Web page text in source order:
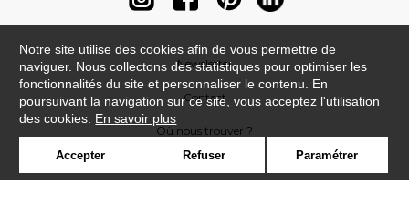
Newsletter
Contact
Où nous trouver ?
Notre site utilise des cookies afin de vous permettre de
naviguer. Nous collectons des statistiques pour optimiser les
fonctionnalités du site et personnaliser le contenu. En
poursuivant la navigation sur ce site, vous acceptez l'utilisation
des cookies. En savoir plus
Accepter Refuser Paramétrer